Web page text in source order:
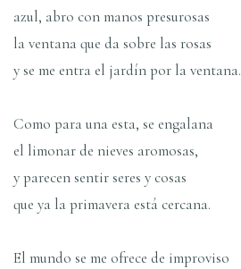
azul, abro con manos presurosas
la ventana que da sobre las rosas
y se me entra el jardín por la ventana.
Como para una esta, se engalana
el limonar de nieves aromosas,
y parecen sentir seres y cosas
que ya la primavera está cercana.
El mundo se me ofrece de improviso